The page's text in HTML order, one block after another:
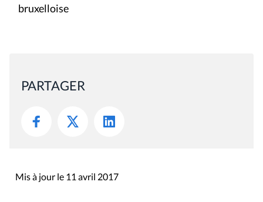
bruxelloise
PARTAGER
Mis à jour le 11 avril 2017